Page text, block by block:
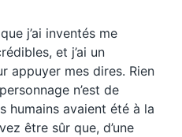
j’ai inventés me
et j’ai un
appuyer mes dires. Rien
n’est de
humains avaient été à la
être sûr que, d’une